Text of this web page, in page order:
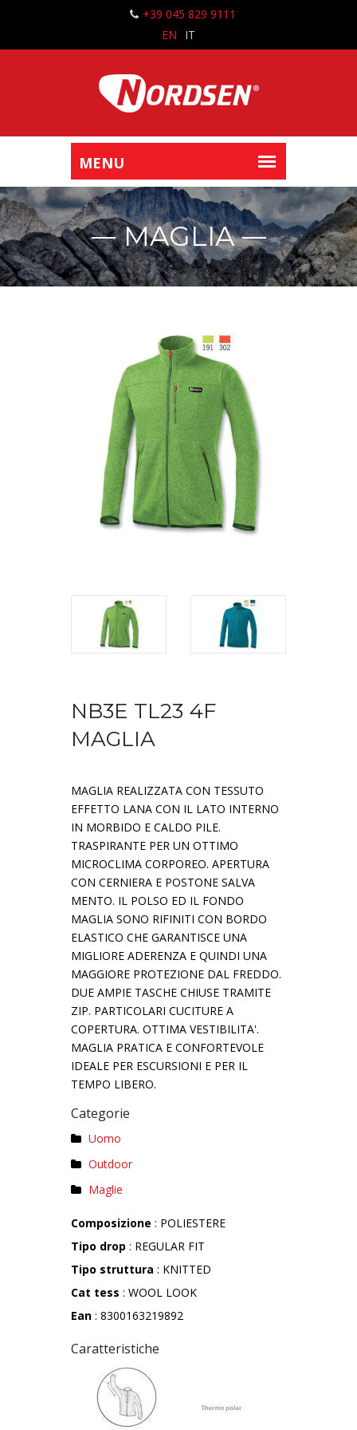
+39 045 829 9111
EN
IT
MAGLIA
NB3E TL23 4F
MAGLIA
MAGLIA REALIZZATA CON TESSUTO
EFFETTO LANA CON IL LATO INTERNO
IN MORBIDO E CALDO PILE.
TRASPIRANTE PER UN OTTIMO
MICROCLIMA CORPOREO. APERTURA
CON CERNIERA E POSTONE SALVA
MENTO. IL POLSO ED IL FONDO
MAGLIA SONO RIFINITI CON BORDO
ELASTICO CHE GARANTISCE UNA
MIGLIORE ADERENZA E QUINDI UNA
MAGGIORE PROTEZIONE DAL FREDDO.
DUE AMPIE TASCHE CHIUSE TRAMITE
ZIP. PARTICOLARI CUCITURE A
COPERTURA. OTTIMA VESTIBILITA'.
MAGLIA PRATICA E CONFORTEVOLE
IDEALE PER ESCURSIONI E PER IL
TEMPO LIBERO.
Categorie
Uomo
Outdoor
Maglie
Composizione : POLIESTERE
Tipo drop : REGULAR FIT
Tipo struttura : KNITTED
Cat tess : WOOL LOOK
Ean : 8300163219892
Caratteristiche